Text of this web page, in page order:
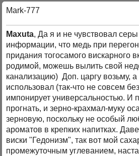
Mark-777
Maxuta, Да я и не чувствовал
информации, что медь при
придания тогосамого вискарного
родимой, можешь вылить свой
канализацию) Доп. царгу возьму, а
использовал (так-что не совсем
импонирует универсальностью. И
прогнать, и зерно-крахмал-муку
зерновую, поскольку не особый
ароматов в крепких напитках.
виски "Гедонизм", так вот мой
промежуточным углеванием,